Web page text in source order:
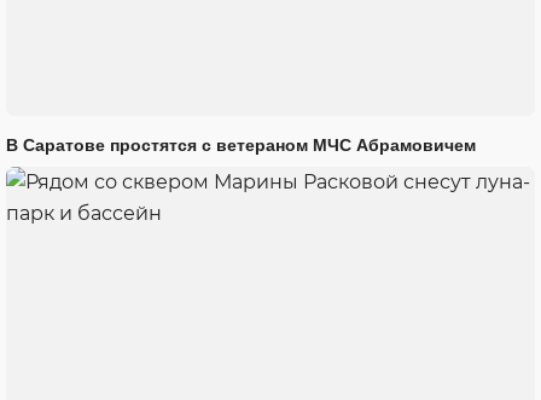
В Саратове простятся с ветераном МЧС Абрамовичем